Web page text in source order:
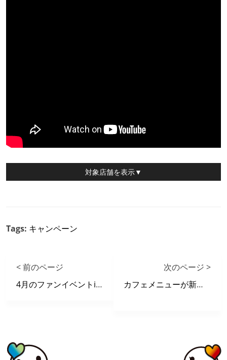
対象店舗を表示▼
Tags: キャンペーン
< 前のページ
4月のファンイベントinジクー《4/21更新》
次のページ >
カフェメニューが新しくなりました。